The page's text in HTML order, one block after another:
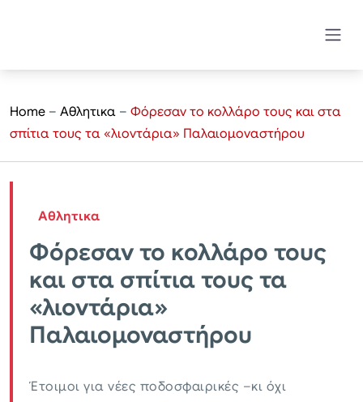
Home – Αθλητικα – Φόρεσαν το κολλάρο τους και στα
σπίτια τους τα «λιοντάρια» Παλαιομοναστήρου
Αθλητικα
Φόρεσαν το κολλάρο τους
και στα σπίτια τους τα
«λιοντάρια»
Παλαιομοναστήρου
Έτοιμοι για νέες ποδοσφαιρικές –κι όχι